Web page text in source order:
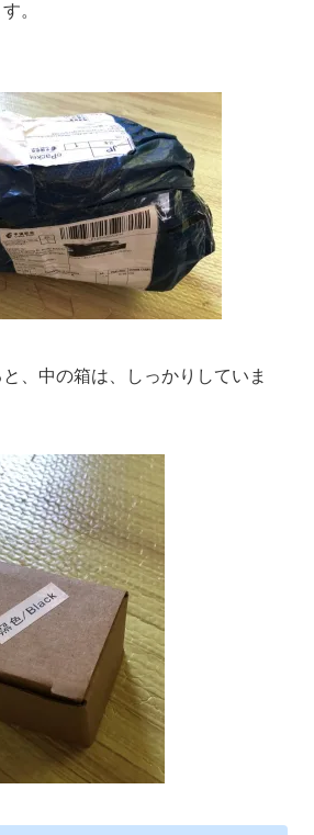
。
、中の箱は、しっかりしていま